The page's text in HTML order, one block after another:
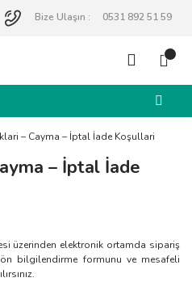
Bize Ulaşın : 0531 892 51 59
– Cayma – İptal İade Koşullari
– İptal İade
üzerinden elektronik ortamda sipariş
bilgilendirme formunu ve mesafeli